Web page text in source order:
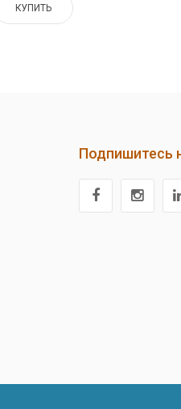
КУПИТЬ
Подпишитесь